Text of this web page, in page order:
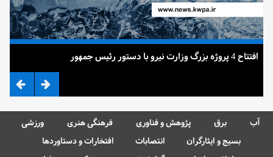
افتتاح 4 پروژه بزرگ وزارت نیرو با دستور رئیس جمهور
آب برق پژوهش و فناوری فرهنگی هنری
ورزشی
بسیج و ایثارگران
انتصابات
افتخارات و دستاوردها